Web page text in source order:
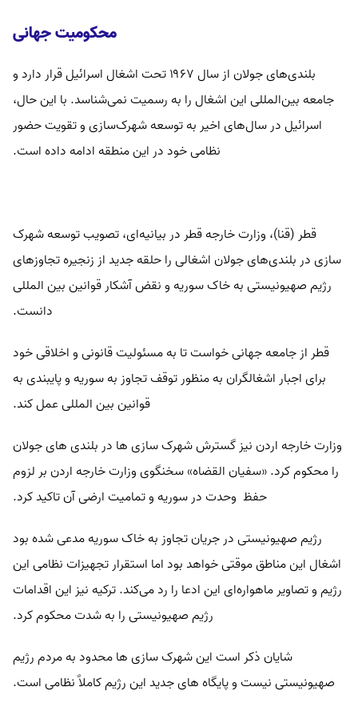
محکومیت جهانی
بلندی‌های جولان از سال ۱۹۶۷ تحت اشغال اسرائیل قرار دارد و
جامعه بین‌المللی این اشغال را به رسمیت نمی‌شناسد. با این حال،
اسرائیل در سال‌های اخیر به توسعه شهرک‌سازی و تقویت حضور
نظامی خود در این منطقه ادامه داده است.
قطر (قنا)، وزارت خارجه قطر در بیانیه‌ای، تصویب توسعه شهرک
سازی در بلندی‌های جولان اشغالی را حلقه جدید از زنجیره تجاوزهای
رژیم صهیونیستی به خاک سوریه و نقض آشکار قوانین بین المللی
دانست.
قطر از جامعه جهانی خواست تا به مسئولیت قانونی و اخلاقی خود
برای اجبار اشغالگران به منظور توقف تجاوز به سوریه و پایبندی به
قوانین بین المللی عمل کند.
وزارت خارجه اردن نیز گسترش شهرک سازی ها در بلندی های جولان
را محکوم کرد. «سفیان القضاه» سخنگوی وزارت خارجه اردن بر لزوم
حفظ وحدت در سوریه و تمامیت ارضی آن تاکید کرد.
رژیم صهیونیستی در جریان تجاوز به خاک سوریه مدعی شده بود
اشغال این مناطق موقتی خواهد بود اما استقرار تجهیزات نظامی این
رژیم و تصاویر ماهواره‌ای این ادعا را رد می‌کند. ترکیه نیز این اقدامات
رژیم صهیونیستی را به شدت محکوم کرد.
شایان ذکر است این شهرک سازی ها محدود به مردم رژیم
صهیونیستی نیست و پایگاه های جدید این رژیم کاملاٌ نظامی است.